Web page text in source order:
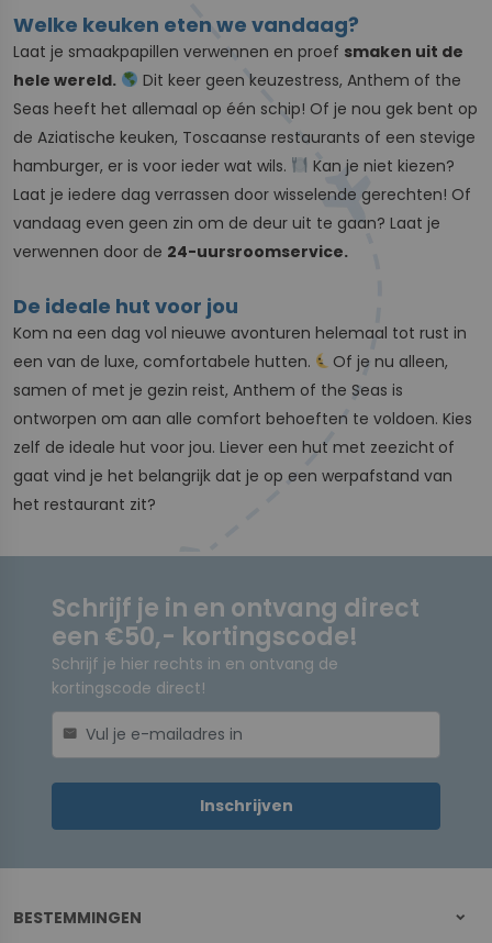
Welke keuken eten we vandaag?
Laat je smaakpapillen verwennen en proef smaken uit de
hele wereld.
Dit keer geen keuzestress, Anthem of the
Seas heeft het allemaal op één schip! Of je nou gek bent op
de Aziatische keuken, Toscaanse restaurants of een stevige
hamburger, er is voor ieder wat wils.
Kan je niet kiezen?
Laat je iedere dag verrassen door wisselende gerechten! Of
vandaag even geen zin om de deur uit te gaan? Laat je
verwennen door de 24-uursroomservice.
De ideale hut voor jou
Kom na een dag vol nieuwe avonturen helemaal tot rust in
een van de luxe, comfortabele hutten.
Of je nu alleen,
samen of met je gezin reist, Anthem of the Seas is
ontworpen om aan alle comfort behoeften te voldoen. Kies
zelf de ideale hut voor jou. Liever een hut met zeezicht of
gaat vind je het belangrijk dat je op een werpafstand van
het restaurant zit?
Schrijf je in en ontvang direct
een €50,- kortingscode!
Schrijf je hier rechts in en ontvang de
kortingscode direct!
mail
Inschrijven
BESTEMMINGEN